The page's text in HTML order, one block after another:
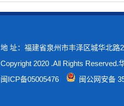
地 址：福建省泉州市丰泽区城华北
Copyright 2020 .All Rights Reserved.
闽ICP备05005476
闽公网安备